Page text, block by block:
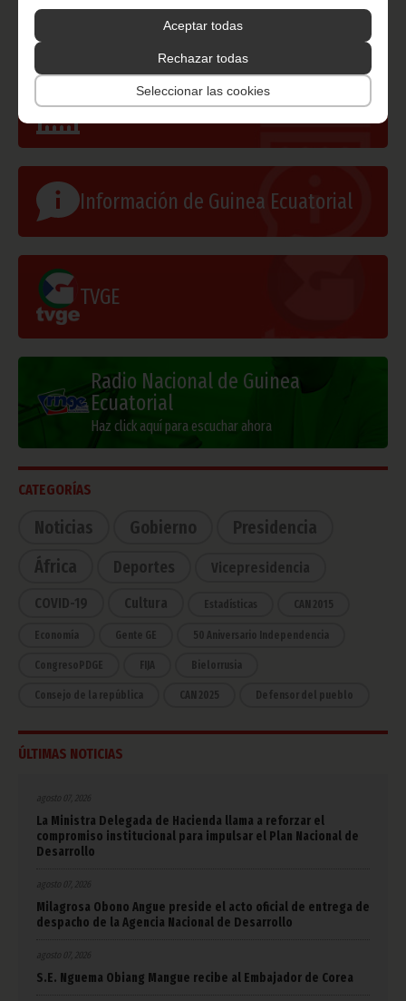
Aceptar todas
Rechazar todas
Seleccionar las cookies
Gobierno e Instituciones
Información de Guinea Ecuatorial
TVGE
Radio Nacional de Guinea
Ecuatorial
Haz click aquí para escuchar ahora
CATEGORÍAS
Noticias Gobierno
Presidencia
África
Deportes Vicepresidencia
COVID-19 Cultura Estadísticas CAN 2015
Economía Gente GE 50 Aniversario Independencia
CongresoPDGE FIJA Bielorrusia
Consejo de la república CAN 2025 Defensor del pueblo
ÚLTIMAS NOTICIAS
agosto 07, 2026
La Ministra Delegada de Hacienda llama a reforzar el
compromiso institucional para impulsar el Plan Nacional de
Desarrollo
agosto 07, 2026
Milagrosa Obono Angue preside el acto oficial de entrega de
despacho de la Agencia Nacional de Desarrollo
agosto 07, 2026
S.E. Nguema Obiang Mangue recibe al Embajador de Corea